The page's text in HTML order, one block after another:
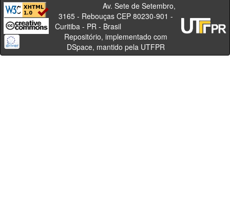
Av. Sete de Setembro,
3165 - Rebouças CEP 80230-901 -
Curitiba - PR - Brasil
Repositório, implementado com
DSpace, mantido pela UTFPR